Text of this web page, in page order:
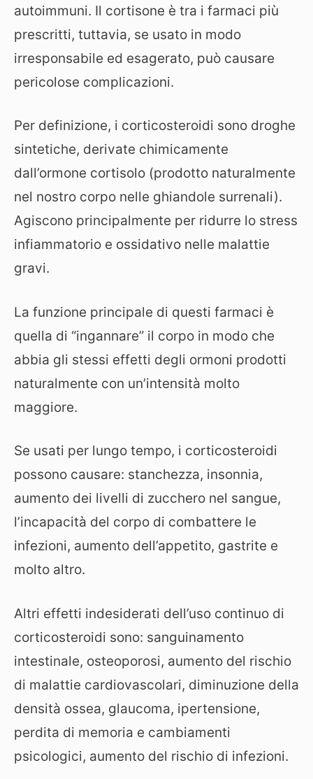
autoimmuni. Il cortisone è tra i farmaci più
prescritti, tuttavia, se usato in modo
irresponsabile ed esagerato, può causare
pericolose complicazioni.
Per definizione, i corticosteroidi sono droghe
sintetiche, derivate chimicamente
dall’ormone cortisolo (prodotto naturalmente
nel nostro corpo nelle ghiandole surrenali).
Agiscono principalmente per ridurre lo stress
infiammatorio e ossidativo nelle malattie
gravi.
La funzione principale di questi farmaci è
quella di “ingannare” il corpo in modo che
abbia gli stessi effetti degli ormoni prodotti
naturalmente con un’intensità molto
maggiore.
Se usati per lungo tempo, i corticosteroidi
possono causare: stanchezza, insonnia,
aumento dei livelli di zucchero nel sangue,
l’incapacità del corpo di combattere le
infezioni, aumento dell’appetito, gastrite e
molto altro.
Altri effetti indesiderati dell’uso continuo di
corticosteroidi sono: sanguinamento
intestinale, osteoporosi, aumento del rischio
di malattie cardiovascolari, diminuzione della
densità ossea, glaucoma, ipertensione,
perdita di memoria e cambiamenti
psicologici, aumento del rischio di infezioni.